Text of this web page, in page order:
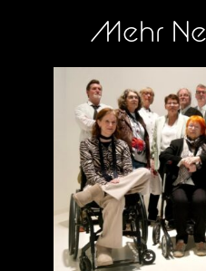
Mehr